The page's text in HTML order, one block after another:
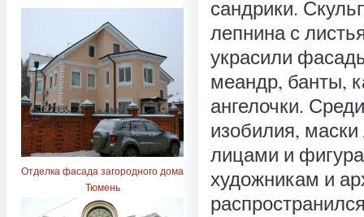
Отделка фасада загородного дома
Тюмень
сандрики.
лепнина с
украсили
меандр, банты,
ангелочки.
изобилия,
лицами и
художникам и